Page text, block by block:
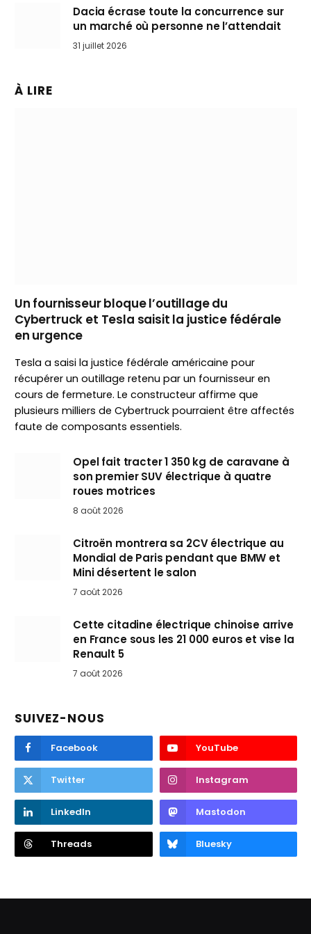
Dacia écrase toute la concurrence sur
un marché où personne ne l’attendait
31 juillet 2026
À LIRE
Un fournisseur bloque l’outillage du
Cybertruck et Tesla saisit la justice fédérale
en urgence
Tesla a saisi la justice fédérale américaine pour
récupérer un outillage retenu par un fournisseur en
cours de fermeture. Le constructeur affirme que
plusieurs milliers de Cybertruck pourraient être affectés
faute de composants essentiels.
Opel fait tracter 1 350 kg de caravane à
son premier SUV électrique à quatre
roues motrices
8 août 2026
Citroën montrera sa 2CV électrique au
Mondial de Paris pendant que BMW et
Mini désertent le salon
7 août 2026
Cette citadine électrique chinoise arrive
en France sous les 21 000 euros et vise la
Renault 5
7 août 2026
SUIVEZ-NOUS
Facebook YouTube
Twitter Instagram
LinkedIn Mastodon
Threads Bluesky